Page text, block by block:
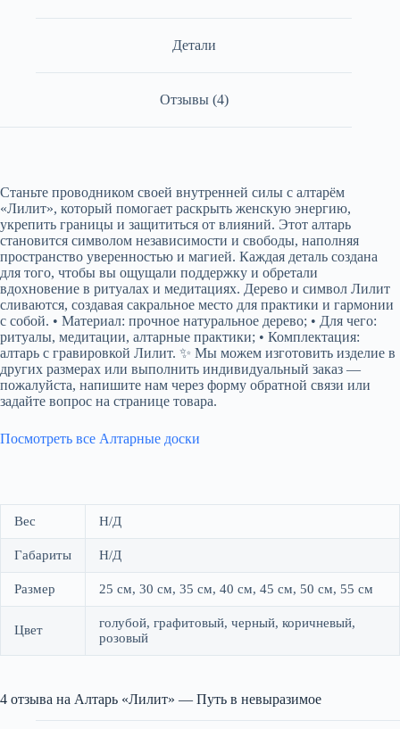
Детали
Отзывы (4)
Станьте проводником своей внутренней силы с алтарём
«Лилит», который помогает раскрыть женскую энергию,
укрепить границы и защититься от влияний. Этот алтарь
становится символом независимости и свободы, наполняя
пространство уверенностью и магией. Каждая деталь создана
для того, чтобы вы ощущали поддержку и обретали
вдохновение в ритуалах и медитациях. Дерево и символ Лилит
сливаются, создавая сакральное место для практики и гармонии
с собой. • Материал: прочное натуральное дерево; • Для чего:
ритуалы, медитации, алтарные практики; • Комплектация:
алтарь с гравировкой Лилит. ✨ Мы можем изготовить изделие в
других размерах или выполнить индивидуальный заказ —
пожалуйста, напишите нам через форму обратной связи или
задайте вопрос на странице товара.
Посмотреть все Алтарные доски
Вес Н/Д
Габариты Н/Д
Размер 25 см, 30 см, 35 см, 40 см, 45 см, 50 см, 55 см
Цвет
голубой, графитовый, черный, коричневый,
розовый
4 отзыва на Алтарь «Лилит» — Путь в невыразимое